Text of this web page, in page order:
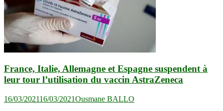
France, Italie, Allemagne et Espagne suspendent à
leur tour l’utilisation du vaccin AstraZeneca
16/03/202116/03/2021Ousmane BALLO